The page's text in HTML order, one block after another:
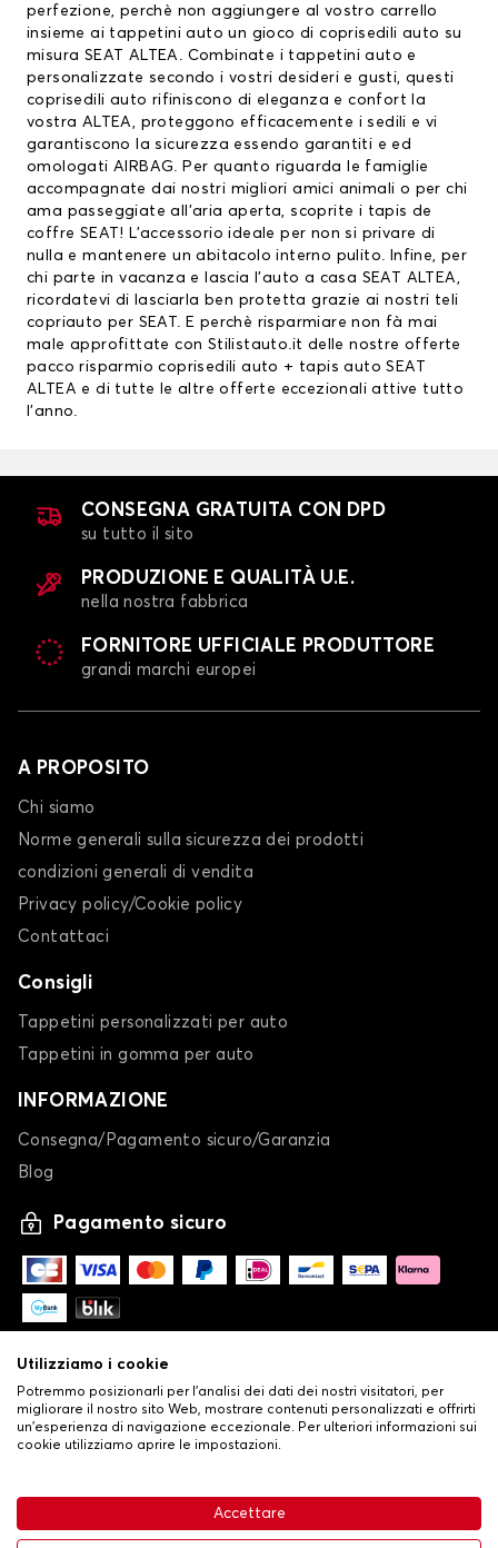
26,24 €
perfezione, perchè non aggiungere al vostro carrello
insieme ai tappetini auto un gioco di coprisedili auto su
misura SEAT ALTEA. Combinate i tappetini auto e
personalizzate secondo i vostri desideri e gusti, questi
coprisedili auto rifiniscono di eleganza e confort la
vostra ALTEA, proteggono efficacemente i sedili e vi
garantiscono la sicurezza essendo garantiti e ed
omologati AIRBAG. Per quanto riguarda le famiglie
accompagnate dai nostri migliori amici animali o per chi
ama passeggiate all’aria aperta, scoprite i tapis de
coffre SEAT ! L’accessorio ideale per non si privare di
nulla e mantenere un abitacolo interno pulito. Infine, per
chi parte in vacanza e lascia l’auto a casa SEAT ALTEA,
ricordatevi di lasciarla ben protetta grazie ai nostri teli
copriauto per SEAT. E perchè risparmiare non fà mai
male approfittate con Stilistauto.it delle nostre offerte
pacco risparmiocoprisedili auto + tapis auto SEAT
ALTEA e di tutte le altre offerte eccezionali attive tutto
l’anno.
CONSEGNA GRATUITA CON DPD
su tutto il sito
PRODUZIONE E QUALITÀ U.E.
nella nostra fabbrica
FORNITORE UFFICIALE PRODUTTORE
grandi marchi europei
A PROPOSITO
Chi siamo
Norme generali sulla sicurezza dei prodotti
condizioni generali di vendita
Privacy policy/Cookie policy
Contattaci
Consigli
Tappetini personalizzati per auto
Tappetini in gomma per auto
INFORMAZIONE
Consegna/Pagamento sicuro/Garanzia
Blog
Pagamento sicuro
Condizioni generali di vendita•
Politica sulla privacy e sui cookie•Livraison
Utilizziamo i cookie
Potremmo posizionarli per l'analisi dei dati dei nostri visitatori, per
migliorare il nostro sito Web, mostrare contenuti personalizzati e offrirti
un'esperienza di navigazione eccezionale. Per ulteriori informazioni sui
cookie utilizziamo aprire le impostazioni.
Accettare